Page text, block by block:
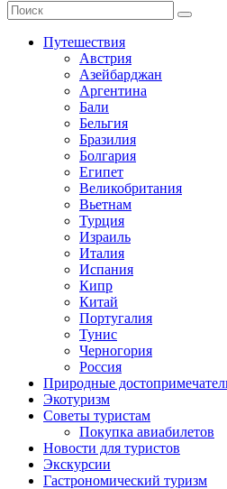
Путешествия
Австрия
Азейбарджан
Аргентина
Бали
Бельгия
Бразилия
Болгария
Египет
Великобритания
Вьетнам
Турция
Израиль
Италия
Испания
Кипр
Китай
Португалия
Тунис
Черногория
Россия
Природные
Экотуризм
Советы туристам
Покупка авиабилетов
Новости для туристов
Экскурсии
Гастрономический туризм